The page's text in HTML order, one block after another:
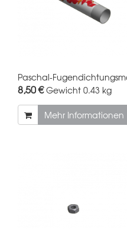
Paschal-
8,50 €Gewicht 0.43 kg
Mehr Informationen